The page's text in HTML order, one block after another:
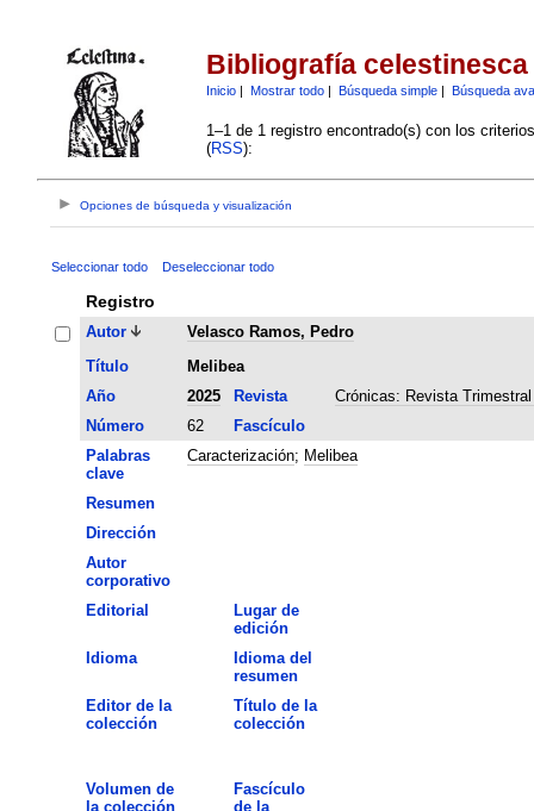
Bibliografía celestinesca
Inicio| Mostrar todo| Búsqueda simple| Búsqueda
1–1 de 1 registro encontrado(s) con los
(RSS):
Opciones de búsqueda y visualización
Seleccionar todo Deseleccionar todo
Registro
Autor
Velasco Ramos, Pedro
Título
Melibea
Año
2025 Revista
Crónicas: Revista
Número
62
Fascículo
Palabras
clave
Caracterización; Melibea
Resumen
Dirección
Autor
corporativo
Editorial
Lugar de
edición
Idioma
Idioma del
resumen
Editor de la
colección
Título de la
colección
Volumen de
la colección
Fascículo
de la